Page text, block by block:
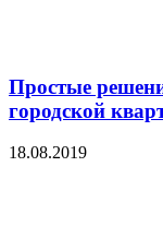
Простые
городской
18.08.2019